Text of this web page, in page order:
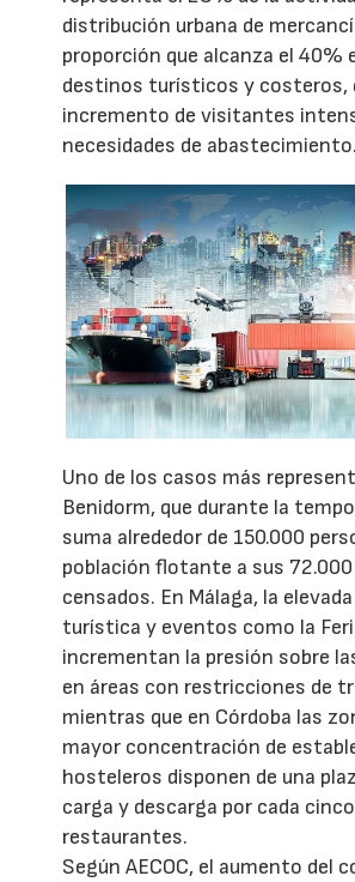
distribución urbana de
proporción que alcanza el 40%
destinos turísticos y costeros,
incremento de visitantes
necesidades de abastecimiento.
Uno de los casos más
Benidorm, que durante la
suma alrededor de 150.000
población flotante a sus
censados. En Málaga, la
turística y eventos como la
incrementan la presión sobre
en áreas con restricciones de
mientras que en Córdoba las
mayor concentración de
hosteleros disponen de una
carga y descarga por cada
restaurantes.
Según AECOC, el aumento del